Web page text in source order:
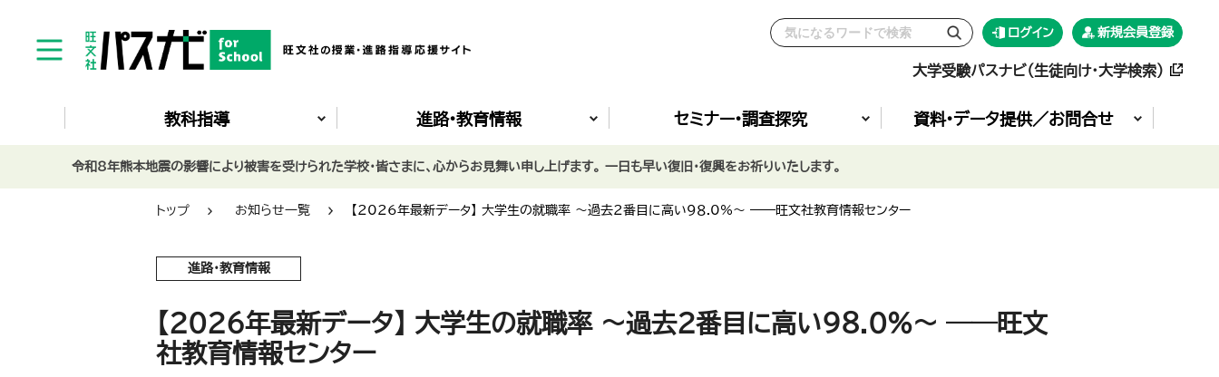
ログイン 新規会員登録
大学受験パスナビ（生徒向け・大学検索）
教科指導 進路•教育情報 セミナー•調査探究 資料•データ提供／お問合せ
トップ お知らせ一覧 【2026年最新データ】 大学生の就職率 ～過去2番目に高い９８.0%～ ――旺文社教育情報センター
進路・教育情報
【2026年最新データ】 大学生の就職率 ～過去2番目に高い９８.0%～ ――旺文
社教育情報センター
令和8年熊本地震の影響により被害を受けられた学校・皆さまに、心からお見舞い申し上げます。 一日も早い復旧・復興をお祈りいたします。